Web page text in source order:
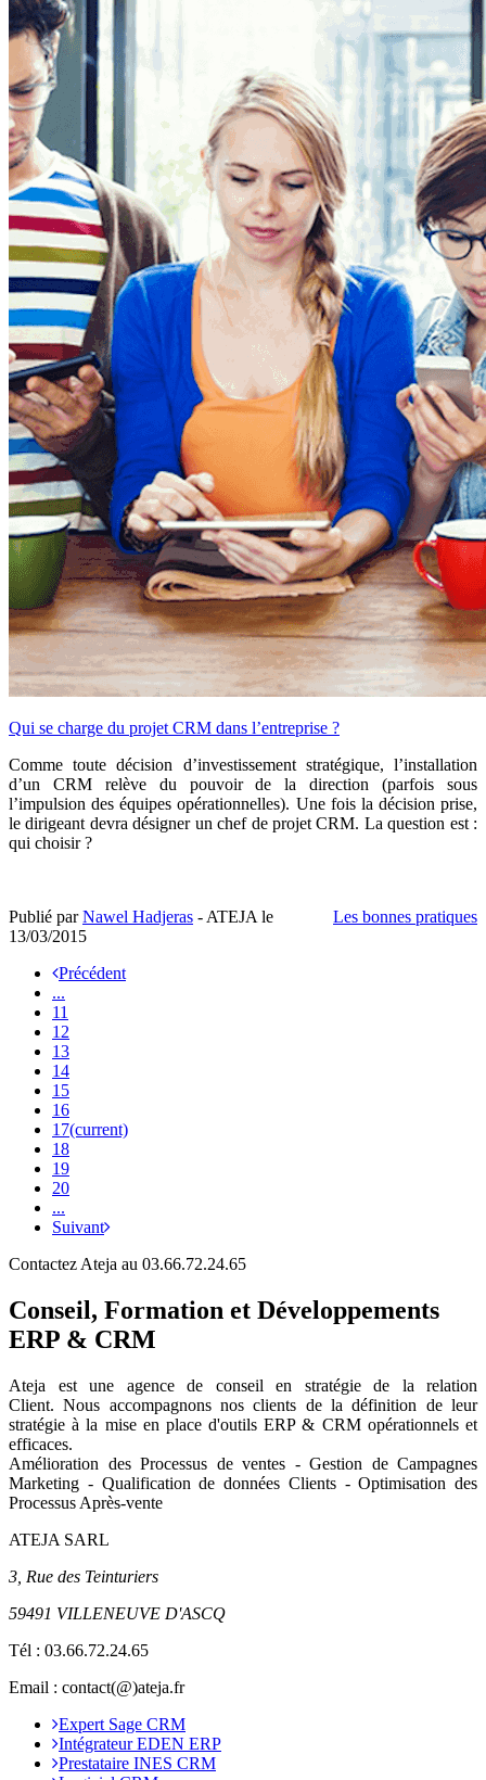
Qui se charge du projet CRM dans l’entreprise ?
Comme toute décision d’investissement stratégique, l’installation
d’un CRM relève du pouvoir de la direction (parfois sous
l’impulsion des équipes opérationnelles). Une fois la décision prise,
le dirigeant devra désigner un chef de projet CRM. La question est :
qui choisir ?
Les bonnes pratiques
Publié parNawel Hadjeras - ATEJA le
13/03/2015
Précédent
...
11
12
13
14
15
16
17(current)
18
19
20
...
Suivant
Contactez Ateja au 03.66.72.24.65
Conseil, Formation et Développements
ERP & CRM
Ateja est une agence de conseil en stratégie de la relation
Client.Nous accompagnons nos clients de la définition de leur
stratégie à la mise en place d'outils ERP & CRM opérationnels et
efficaces.
Amélioration des Processus de ventes - Gestion de Campagnes
Marketing - Qualification de données Clients - Optimisation des
Processus Après-vente
ATEJA SARL
3, Rue des Teinturiers
59491 VILLENEUVE D'ASCQ
Tél : 03.66.72.24.65
Email : contact(@)ateja.fr
Expert Sage CRM
Intégrateur EDEN ERP
Prestataire INES CRM